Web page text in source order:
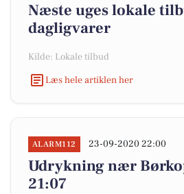
Næste uges lokale
dagligvarer
Kilde: Lokale tilbud
Læs hele artiklen her
ALARM112 23-09-2020 22:00
Udrykning nær
21:07